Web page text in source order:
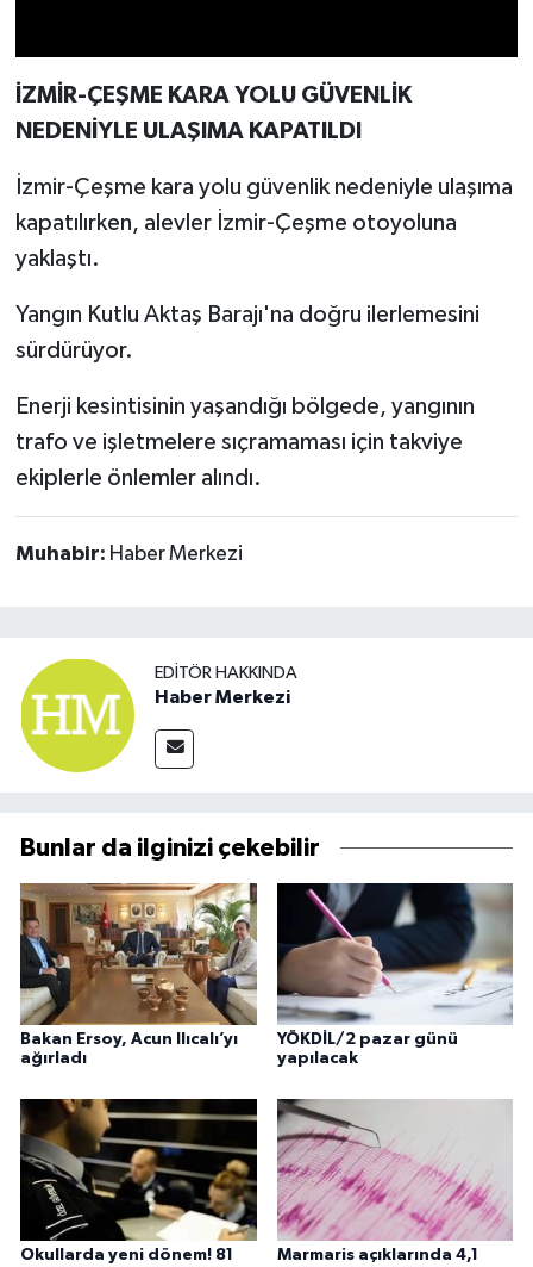
İZMİR-ÇEŞME KARA YOLU GÜVENLİK
NEDENİYLE ULAŞIMA KAPATILDI
İzmir-Çeşme kara yolu güvenlik nedeniyle ulaşıma
kapatılırken, alevler İzmir-Çeşme otoyoluna
yaklaştı.
Yangın Kutlu Aktaş Barajı'na doğru ilerlemesini
sürdürüyor.
Enerji kesintisinin yaşandığı bölgede, yangının
trafo ve işletmelere sıçramaması için takviye
ekiplerle önlemler alındı.
Muhabir: Haber Merkezi
EDITÖR HAKKINDA
Haber Merkezi
Bunlar da ilginizi çekebilir
Bakan Ersoy, Acun Ilıcalı’yı
ağırladı
YÖKDİL/2 pazar günü
yapılacak
Okullarda yeni dönem! 81
Marmaris açıklarında 4,1